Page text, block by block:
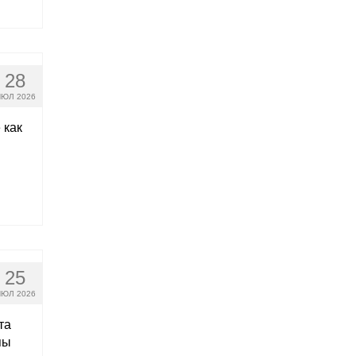
28
2026
25
2026